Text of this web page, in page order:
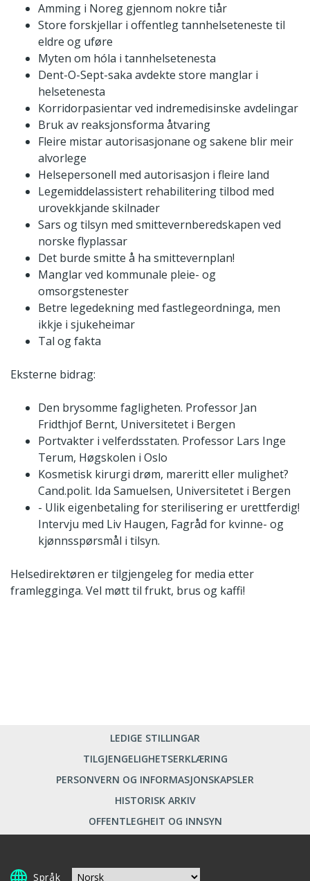
Amming i Noreg gjennom nokre tiår
Store forskjellar i offentleg tannhelseteneste til
eldre og uføre
Myten om hóla i tannhelsetenesta
Dent-O-Sept-saka avdekte store manglar i
helsetenesta
Korridorpasientar ved indremedisinske avdelingar
Bruk av reaksjonsforma åtvaring
Fleire mistar autorisasjonane og sakene blir meir
alvorlege
Helsepersonell med autorisasjon i fleire land
Legemiddelassistert rehabilitering tilbod med
urovekkjande skilnader
Sars og tilsyn med smittevernberedskapen ved
norske flyplassar
Det burde smitte å ha smittevernplan!
Manglar ved kommunale pleie- og
omsorgstenester
Betre legedekning med fastlegeordninga, men
ikkje i sjukeheimar
Tal og fakta
Eksterne bidrag:
Den brysomme fagligheten. Professor Jan
Fridthjof Bernt, Universitetet i Bergen
Portvakter i velferdsstaten. Professor Lars Inge
Terum, Høgskolen i Oslo
Kosmetisk kirurgi drøm, mareritt eller mulighet?
Cand.polit. Ida Samuelsen, Universitetet i Bergen
- Ulik eigenbetaling for sterilisering er urettferdig!
Intervju med Liv Haugen, Fagråd for kvinne- og
kjønnsspørsmål i tilsyn.
Helsedirektøren er tilgjengeleg for media etter
framlegginga. Vel møtt til frukt, brus og kaffi!
LEDIGE STILLINGAR
TILGJENGELIGHETSERKLÆRING
PERSONVERN OG INFORMASJONSKAPSLER
HISTORISK ARKIV
OFFENTLEGHEIT OG INNSYN
Språk